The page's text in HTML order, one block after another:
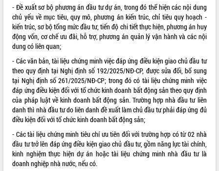
Hội nghị triển khai kết nối mạng
truyền số liệu chuyên dùng phục vụ cơ
quan Đảng, Nhà nước
Lễ phát động chuỗi hoạt động chung
tay làm sạch môi trường
Xã Ea Kar bước chuyển mình trong
công tác cải cách hành chính mô hình
mới
UBND tỉnh họp báo định kỳ tháng 4
năm 2026
Hội thảo khoa học “Giải pháp thúc đẩy
phát triển nền kinh tế xanh tại tỉnh
Đắk Lắk”
Tăng cường giám sát, đôn đốc thực
hiện nhiệm vụ quản lý tài sản công
hàng tuần
- Đề xuất sơ bộ phương án đầu tư dự án, trong đó thể hiện các nội dung
chủ yếu về mục tiêu, quy mô, phương án kiến trúc, chỉ tiêu quy hoạch -
kiến trúc, sơ bộ tổng mức đầu tư, tiến độ chi tiết thực hiện, phương án huy
động vốn, cơ chế ưu đãi, hỗ trợ, phương án quản lý vận hành và các nội
dung có liên quan;
- Các văn bản, tài liệu chứng minh việc đáp ứng điều kiện giao chủ đầu tư
theo quy định tại Nghị định số 192/2025/NĐ-CP, được sửa đổi, bổ sung
tại Nghị định số 261/2025/NĐ-CP; trong đó có tài liệu chứng minh việc
đáp ứng điều kiện đối với tổ chức kinh doanh bất động sản theo quy định
của pháp luật về kinh doanh bất động sản. Trường hợp nhà đầu tư liên
danh thì nhà đầu tư do liên danh đề xuất làm chủ đầu tư phải đáp ứng đủ
điều kiện đối với tổ chức kinh doanh bất động sản;
- Các tài liệu chứng minh tiêu chí ưu tiên đối với trường hợp có từ 02 nhà
đầu tư trở lên đáp ứng điều kiện giao chủ đầu tư, gồm năng lực tài chính,
kinh nghiệm thực hiện dự án hoặc tài liệu chứng minh nhà đầu tư là
doanh nghiệp nhà nước, nếu có.